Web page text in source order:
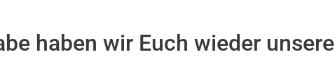
haben wir Euch wieder unsere